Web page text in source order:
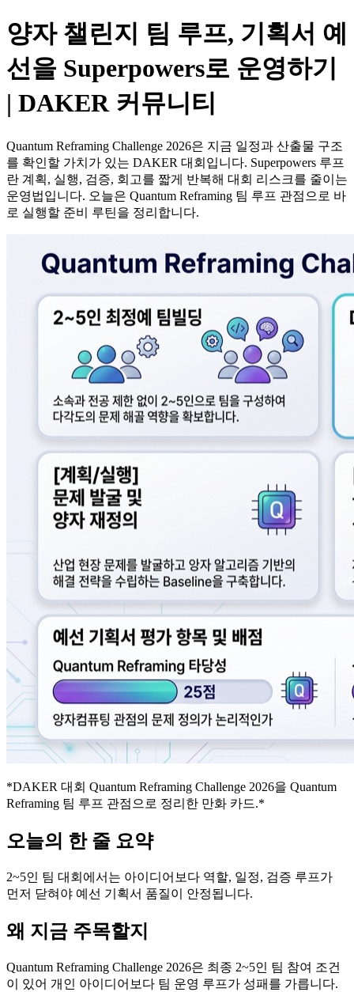
양자 챌린지 팀 루프, 기획서 예
선을 Superpowers로 운영하기
| DAKER 커뮤니티
Quantum Reframing Challenge 2026은 지금 일정과 산출물 구조
를 확인할 가치가 있는 DAKER 대회입니다. Superpowers 루프
란 계획, 실행, 검증, 회고를 짧게 반복해 대회 리스크를 줄이는
운영법입니다. 오늘은 Quantum Reframing 팀 루프 관점으로 바
로 실행할 준비 루틴을 정리합니다.
*DAKER 대회 Quantum Reframing Challenge 2026을 Quantum
Reframing 팀 루프 관점으로 정리한 만화 카드.*
오늘의 한 줄 요약
2~5인 팀 대회에서는 아이디어보다 역할, 일정, 검증 루프가
먼저 닫혀야 예선 기획서 품질이 안정됩니다.
왜 지금 주목할지
Quantum Reframing Challenge 2026은 최종 2~5인 팀 참여 조건
이 있어 개인 아이디어보다 팀 운영 루프가 성패를 가릅니다.